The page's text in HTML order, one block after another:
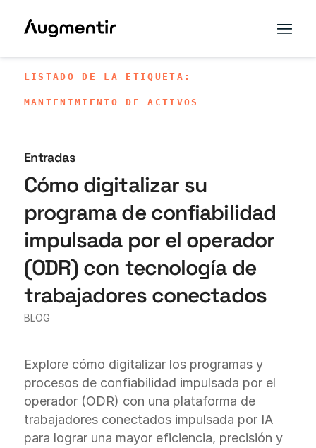
LISTADO DE LA ETIQUETA:
MANTENIMIENTO DE ACTIVOS
Entradas
Cómo digitalizar su
programa de confiabilidad
impulsada por el operador
(ODR) con tecnología de
trabajadores conectados
BLOG
Explore cómo digitalizar los programas y
procesos de confiabilidad impulsada por el
operador (ODR) con una plataforma de
trabajadores conectados impulsada por IA
para lograr una mayor eficiencia, precisión y